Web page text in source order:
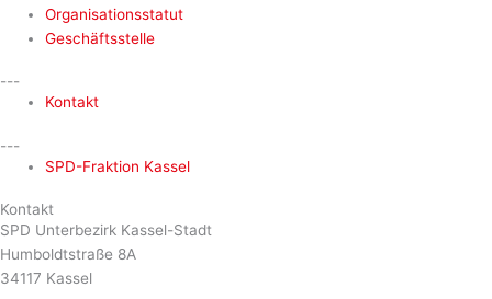
Organisationsstatut
Geschäftsstelle
---
Kontakt
---
SPD-Fraktion Kassel
Kontakt
SPD Unterbezirk Kassel-Stadt
Humboldtstraße 8A
34117 Kassel